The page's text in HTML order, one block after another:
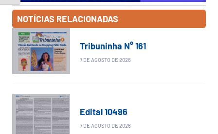
NOTÍCIAS RELACIONADAS
Tribuninha N° 161
7 DE AGOSTO DE 2026
Edital 10496
7 DE AGOSTO DE 2026